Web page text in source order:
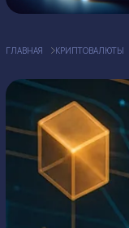
ГЛАВНАЯ КРИПТОВАЛЮТЫ